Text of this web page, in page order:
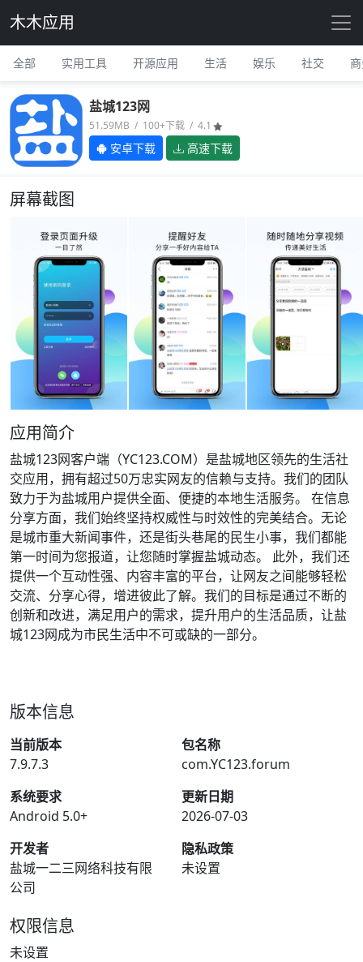
木木应用
全部 实用工具 开源应用 生活 娱乐 社交
盐城123网
51.59MB / 100+下载 / 4.1
安卓下载 高速下载
屏幕截图
应用简介
盐城123网客户端（YC123.COM）是盐城地区领先的生活社
交应用，拥有超过50万忠实网友的信赖与支持。我们的团队
致力于为盐城用户提供全面、便捷的本地生活服务。 在信息
分享方面，我们始终坚持权威性与时效性的完美结合。无论
是城市重大新闻事件，还是街头巷尾的民生小事，我们都能
第一时间为您报道，让您随时掌握盐城动态。 此外，我们还
提供一个互动性强、内容丰富的平台，让网友之间能够轻松
交流、分享心得，增进彼此了解。我们的目标是通过不断的
创新和改进，满足用户的需求，提升用户的生活品质，让盐
城123网成为市民生活中不可或缺的一部分。
版本信息
当前版本
7.9.7.3
包名称
com.YC123.forum
系统要求
Android 5.0+
更新日期
2026-07-03
开发者
盐城一二三网络科技有限
公司
隐私政策
未设置
权限信息
未设置